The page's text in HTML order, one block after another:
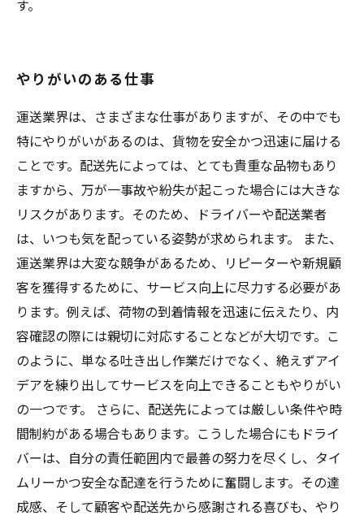
す。
やりがいのある仕事
運送業界は、さまざまな仕事がありますが、その中でも
特にやりがいがあるのは、貨物を安全かつ迅速に届ける
ことです。配送先によっては、とても貴重な品物もあり
ますから、万が一事故や紛失が起こった場合には大きな
リスクがあります。そのため、ドライバーや配送業者
は、いつも気を配っている姿勢が求められます。 また、
運送業界は大変な競争があるため、リピーターや新規顧
客を獲得するために、サービス向上に尽力する必要があ
ります。例えば、荷物の到着情報を迅速に伝えたり、内
容確認の際には親切に対応することなどが大切です。こ
のように、単なる吐き出し作業だけでなく、絶えずアイ
デアを練り出してサービスを向上できることもやりがい
の一つです。 さらに、配送先によっては厳しい条件や時
間制約がある場合もあります。こうした場合にもドライ
バーは、自分の責任範囲内で最善の努力を尽くし、タイ
ムリーかつ安全な配達を行うために奮闘します。その達
成感、そして顧客や配送先から感謝される喜びも、やり